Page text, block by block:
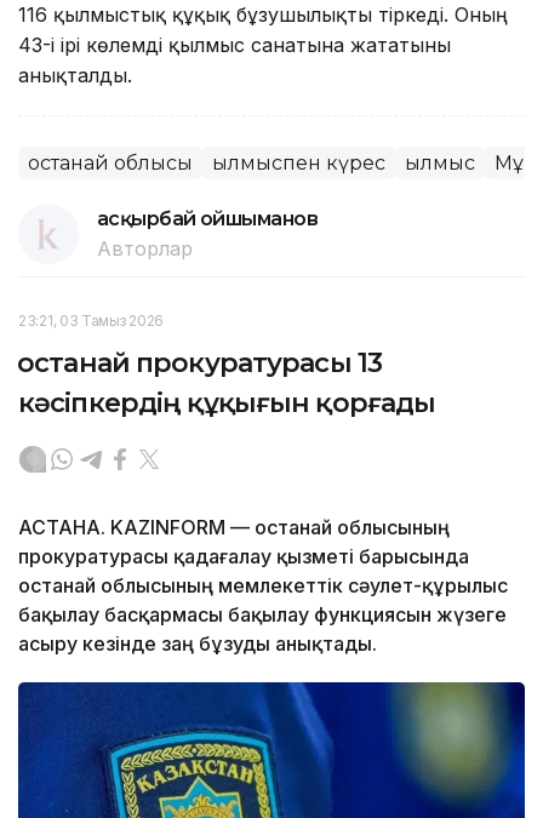
116 қылмыстық құқық бұзушылықты тіркеді. Оның
43-і ірі көлемді қылмыс санатына жататыны
анықталды.
Қостанай облысы Қылмыспен күрес Қылмыс
Қасқырбай Қойшыманов
Авторлар
23:21, 03 Тамыз 2026
Қостанай прокуратурасы 13
кәсіпкердің құқығын қорғады
АСТАНА. KAZINFORM — Қостанай облысының
прокуратурасы қадағалау қызметі барысында
Қостанай облысының мемлекеттік сәулет-құрылыс
бақылау басқармасы бақылау функциясын жүзеге
асыру кезінде заң бұзуды анықтады.